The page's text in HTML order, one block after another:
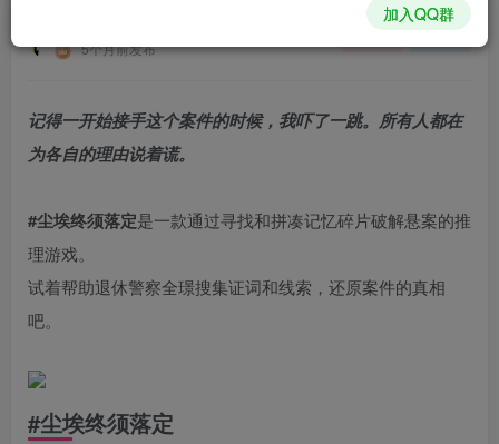
5个月前发布
记得一开始接手这个案件的时候，我吓了一跳。所有人都在
为各自的理由说着谎。
#尘埃终须落定是一款通过寻找和拼凑记忆碎片破解悬案的推
理游戏。
试着帮助退休警察全璟搜集证词和线索，还原案件的真相
吧。
#尘埃终须落定
加入QQ群